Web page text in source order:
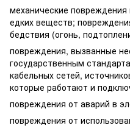
механические
едких веществ;
бедствия (огонь,
повреждения, вызванные
государственным
кабельных сетей,
которые работают и
повреждения от аварий в
повреждения от